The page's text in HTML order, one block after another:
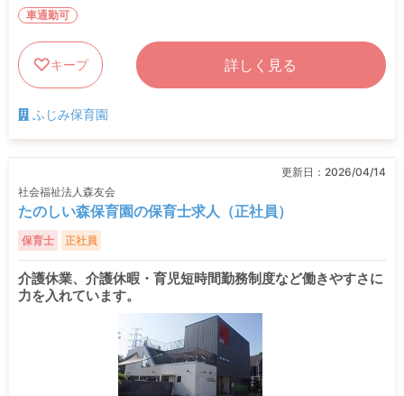
車通勤可
キープ 詳しく見る
ふじみ保育園
更新日： 2026/04/14
社会福祉法人森友会
たのしい森保育園の保育士求人（正社員）
保育士 正社員
介護休業、介護休暇・育児短時間勤務制度など働きやすさに
力を入れています。